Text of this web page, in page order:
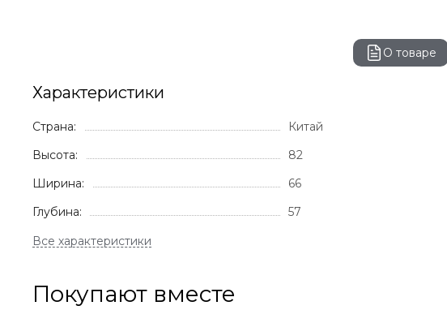
О товаре
Характеристики
Страна:
Китай
Высота:
82
Ширина:
66
Глубина:
57
Покупают вместе